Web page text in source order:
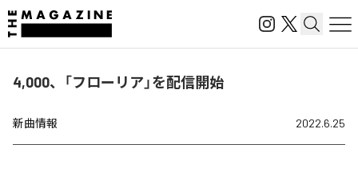
4,000、「フローリア」を配信開始
新曲情報 2022.6.25